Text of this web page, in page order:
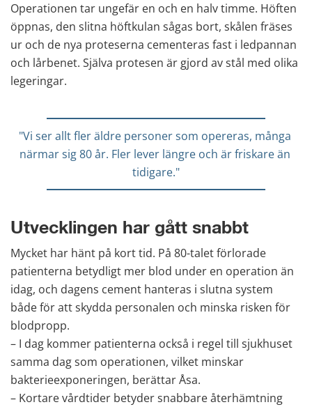
Operationen tar ungefär en och en halv timme. Höften
öppnas, den slitna höftkulan sågas bort, skålen fräses
ur och de nya proteserna cementeras fast i ledpannan
och lårbenet. Själva protesen är gjord av stål med olika
legeringar.
"Vi ser allt fler äldre personer som opereras, många
närmar sig 80 år. Fler lever längre och är friskare än
tidigare."
Utvecklingen har gått snabbt
Mycket har hänt på kort tid. På 80-talet förlorade
patienterna betydligt mer blod under en operation än
idag, och dagens cement hanteras i slutna system
både för att skydda personalen och minska risken för
blodpropp.
– I dag kommer patienterna också i regel till sjukhuset
samma dag som operationen, vilket minskar
bakterieexponeringen, berättar Åsa.
– Kortare vårdtider betyder snabbare återhämtning